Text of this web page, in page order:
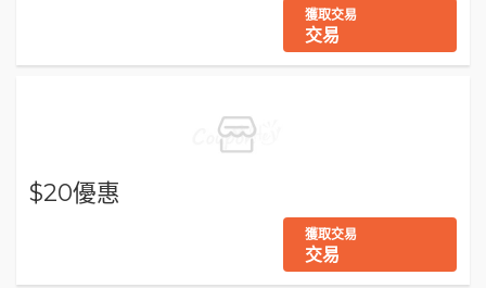
獲取交易
交易
$20優惠
獲取交易
交易